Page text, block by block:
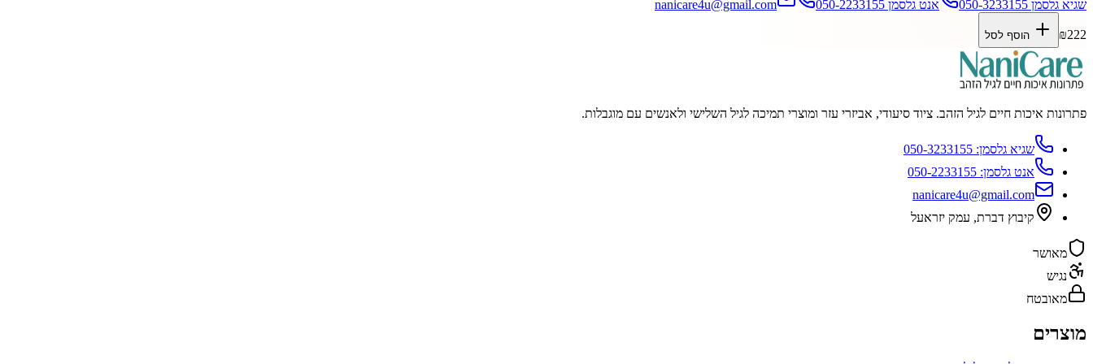
שגיא גלסמן 050-3233155 אנט גלסמן 050-2233155
nanicare4u@gmail.com
₪222 הוסף לסל
פתרונות איכות חיים לגיל הזהב. ציוד סיעודי, אביזרי עזר ומוצרי תמיכה לגיל השלישי ולאנשים עם מוגבלות.
שגיא גלסמן: 050-3233155
אנט גלסמן: 050-2233155
nanicare4u@gmail.com
קיבוץ דברת, עמק יזראעל
מאושר
נגיש
מאובטח
מוצרים